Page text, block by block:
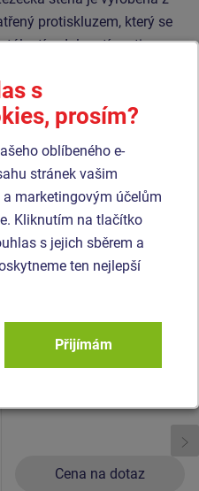
protiskluzem, který se
odolností proti
dlouhou životnost,
kůži na rukou. Veškerý
zboží
Produkt - SSE-8704K-10
Šplhací sestava -
Cena na dotaz
s
prosím?
oblíbeného e-
stránek vašim
marketingovým účelům
Kliknutím na tlačítko
s jejich sběrem a
ten nejlepší
Přijímám